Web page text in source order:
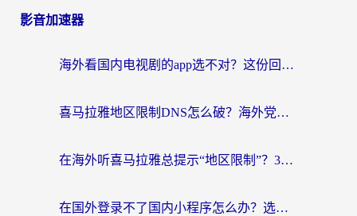
影音加速器
海外看国内电视剧的app选不对？这份回国加速器避坑指南帮你流畅追剧
喜马拉雅地区限制DNS怎么破？海外党听国内音乐听书的终极解决方案
在海外听喜马拉雅总提示“地区限制”？3步轻松解除+听国内音乐全攻略
在国外登录不了国内小程序怎么办？选对回国加速器，轻松解锁国内资源